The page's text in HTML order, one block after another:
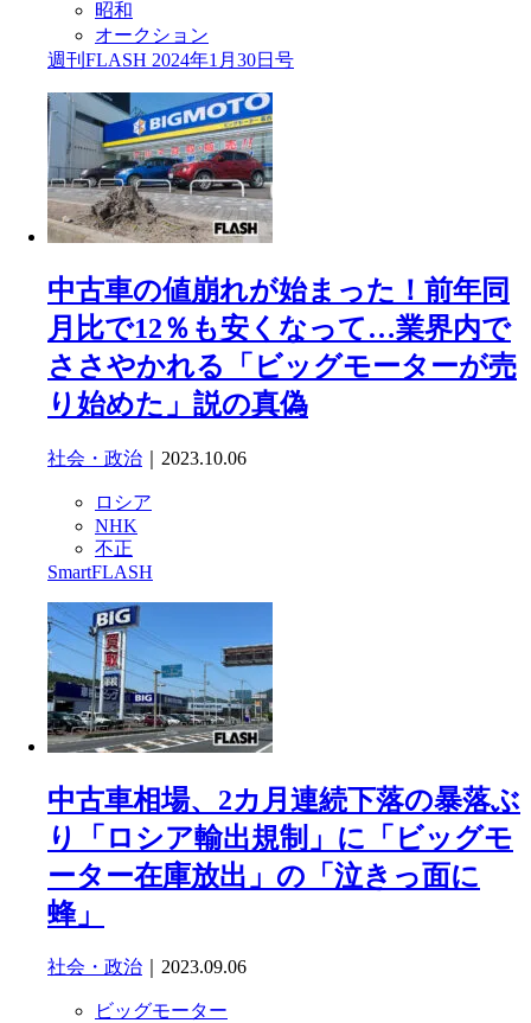
昭和
オークション
週刊FLASH 2024年1月30日号
中古車の値崩れが始まった！前年同
月比で12％も安くなって…業界内で
ささやかれる「ビッグモーターが売
り始めた」説の真偽
社会・政治 ｜2023.10.06
ロシア
NHK
不正
SmartFLASH
中古車相場、2カ月連続下落の暴落ぶ
り「ロシア輸出規制」に「ビッグモ
ーター在庫放出」の「泣きっ面に
蜂」
社会・政治 ｜2023.09.06
ビッグモーター